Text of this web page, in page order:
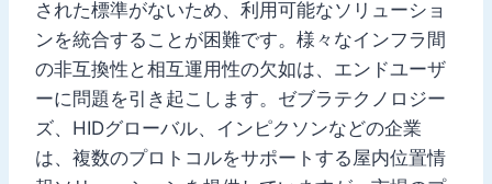
された標準がないため、利用可能なソリューショ
ンを統合することが困難です。様々なインフラ間
の非互換性と相互運用性の欠如は、エンドユーザ
ーに問題を引き起こします。ゼブラテクノロジー
ズ、HIDグローバル、インピクソンなどの企業
は、複数のプロトコルをサポートする屋内位置情